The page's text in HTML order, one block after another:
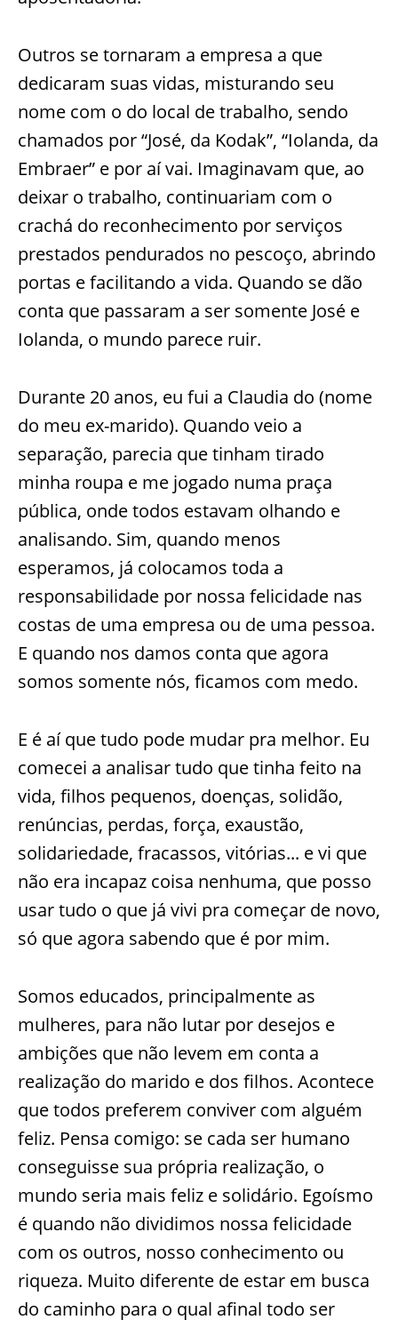
Outros se tornaram a empresa a que
dedicaram suas vidas, misturando seu
nome com o do local de trabalho, sendo
chamados por “José, da Kodak”, “Iolanda, da
Embraer” e por aí vai. Imaginavam que, ao
deixar o trabalho, continuariam com o
crachá do reconhecimento por serviços
prestados pendurados no pescoço, abrindo
portas e facilitando a vida. Quando se dão
conta que passaram a ser somente José e
Iolanda, o mundo parece ruir.
Durante 20 anos, eu fui a Claudia do (nome
do meu ex-marido). Quando veio a
separação, parecia que tinham tirado
minha roupa e me jogado numa praça
pública, onde todos estavam olhando e
analisando. Sim, quando menos
esperamos, já colocamos toda a
responsabilidade por nossa felicidade nas
costas de uma empresa ou de uma pessoa.
E quando nos damos conta que agora
somos somente nós, ficamos com medo.
E é aí que tudo pode mudar pra melhor. Eu
comecei a analisar tudo que tinha feito na
vida, filhos pequenos, doenças, solidão,
renúncias, perdas, força, exaustão,
solidariedade, fracassos, vitórias... e vi que
não era incapaz coisa nenhuma, que posso
usar tudo o que já vivi pra começar de novo,
só que agora sabendo que é por mim.
Somos educados, principalmente as
mulheres, para não lutar por desejos e
ambições que não levem em conta a
realização do marido e dos filhos. Acontece
que todos preferem conviver com alguém
feliz. Pensa comigo: se cada ser humano
conseguisse sua própria realização, o
mundo seria mais feliz e solidário. Egoísmo
é quando não dividimos nossa felicidade
com os outros, nosso conhecimento ou
riqueza. Muito diferente de estar em busca
do caminho para o qual afinal todo ser